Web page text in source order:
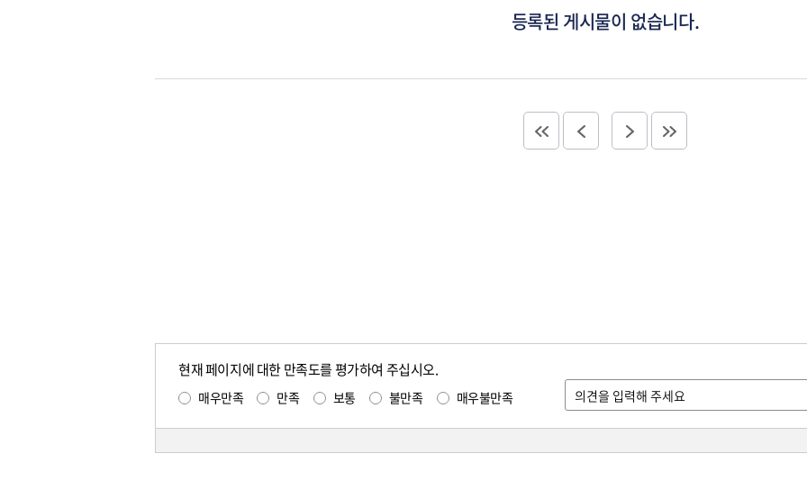
등록된 게시물이 없습니다.
현재 페이지에 대한 만족도를 평가하여 주십시오.
매우만족 만족 보통 불만족 매우불만족